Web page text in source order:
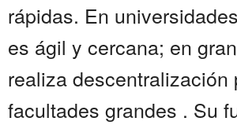
rápidas. En
es ágil y cercana; en
realiza descentralización
facultades grandes . Su